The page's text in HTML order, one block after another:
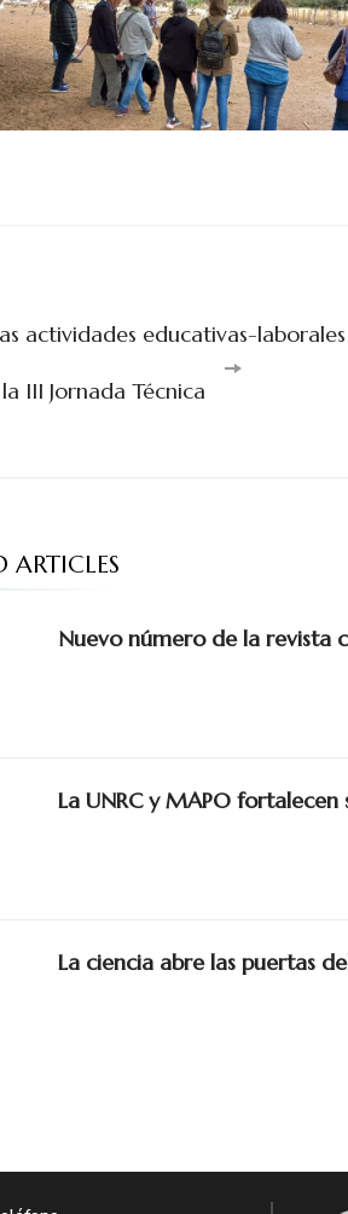
actividades educativas-
III Jornada Técnica
Nuevo número de la revista
La UNRC y MAPO
La ciencia abre las puertas